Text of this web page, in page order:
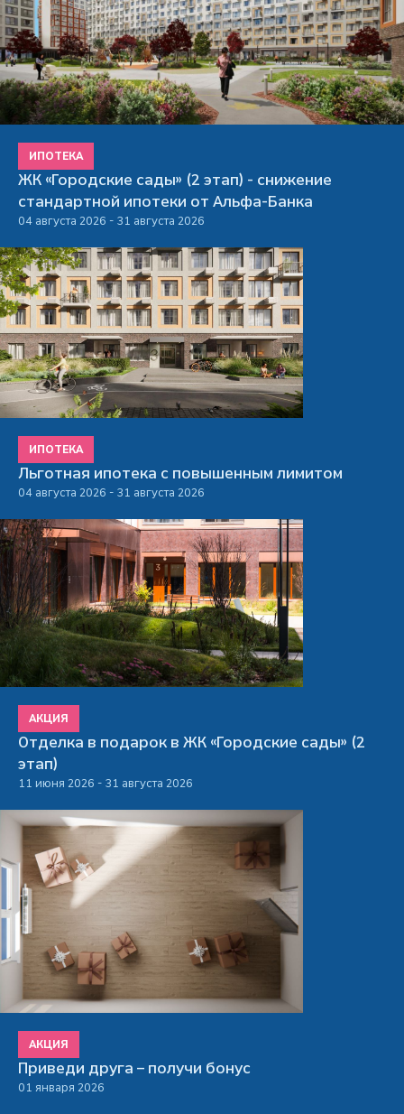
ИПОТЕКА
ЖК «Городские сады» (2 этап) - снижение
стандартной ипотеки от Альфа-Банка
04 августа 2026 - 31 августа 2026
ИПОТЕКА
Льготная ипотека с повышенным лимитом
04 августа 2026 - 31 августа 2026
АКЦИЯ
Отделка в подарок в ЖК «Городские сады» (2
этап)
11 июня 2026 - 31 августа 2026
АКЦИЯ
Приведи друга – получи бонус
01 января 2026